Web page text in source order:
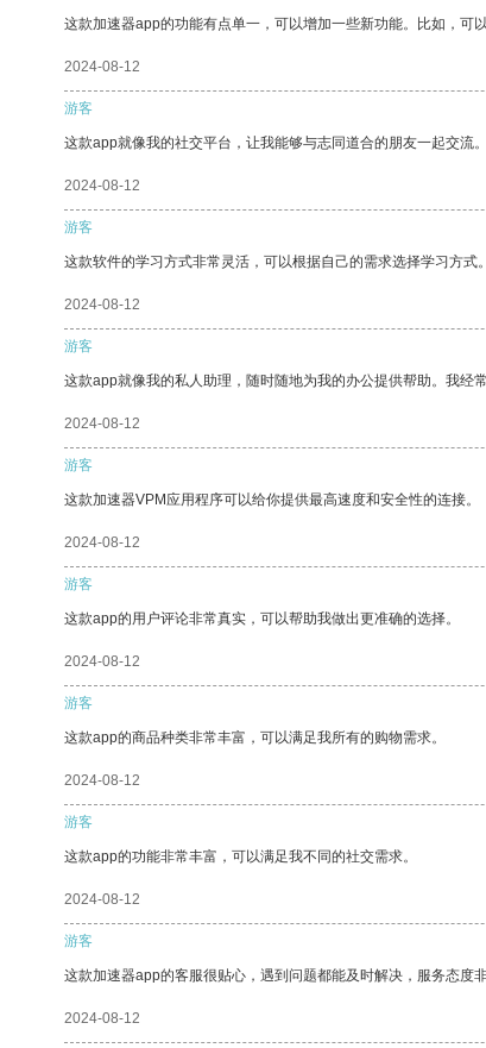
这款加速器app的功能有点单一，可以增加一些新功能。比如，可
2024-08-12
游客
这款app就像我的社交平台，让我能够与志同道合的朋友一起交流。
2024-08-12
游客
这款软件的学习方式非常灵活，可以根据自己的需求选择学习方式。
2024-08-12
游客
这款app就像我的私人助理，随时随地为我的办公提供帮助。我经
2024-08-12
游客
这款加速器VPM应用程序可以给你提供最高速度和安全性的连接。
2024-08-12
游客
这款app的用户评论非常真实，可以帮助我做出更准确的选择。
2024-08-12
游客
这款app的商品种类非常丰富，可以满足我所有的购物需求。
2024-08-12
游客
这款app的功能非常丰富，可以满足我不同的社交需求。
2024-08-12
游客
这款加速器app的客服很贴心，遇到问题都能及时解决，服务态度非
2024-08-12